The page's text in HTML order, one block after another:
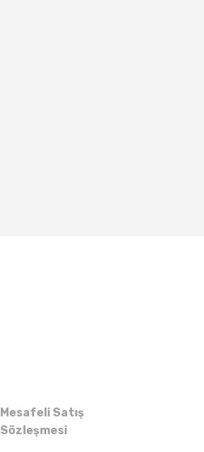
Mesafeli Satış
Sözleşmesi